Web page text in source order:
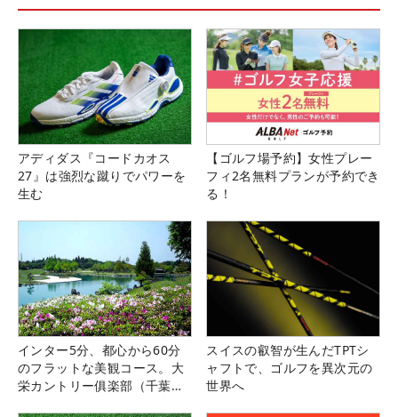
アディダス『コードカオス
27』は強烈な蹴りでパワーを
生む
【ゴルフ場予約】女性プレー
フィ2名無料プランが予約でき
る！
インター5分、都心から60分
のフラットな美観コース。大
栄カントリー俱楽部（千葉
スイスの叡智が生んだTPTシ
ャフトで、ゴルフを異次元の
世界へ